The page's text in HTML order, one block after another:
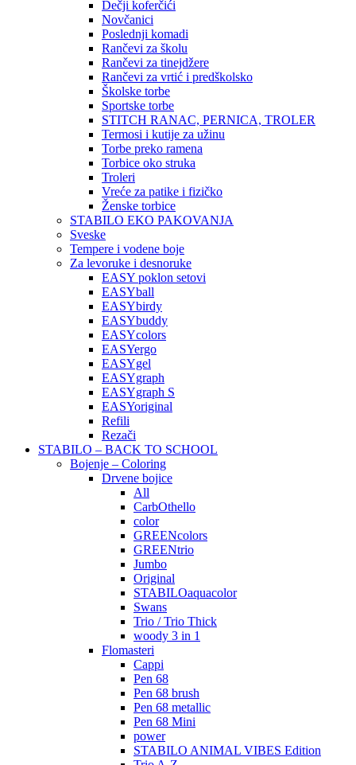
Dečji koferčići
Novčanici
Poslednji komadi
Rančevi za školu
Rančevi za tinejdžere
Rančevi za vrtić i predškolsko
Školske torbe
Sportske torbe
STITCH RANAC, PERNICA, TROLER
Termosi i kutije za užinu
Torbe preko ramena
Torbice oko struka
Troleri
Vreće za patike i fizičko
Ženske torbice
STABILO EKO PAKOVANJA
Sveske
Tempere i vodene boje
Za levoruke i desnoruke
EASY poklon setovi
EASYball
EASYbirdy
EASYbuddy
EASYcolors
EASYergo
EASYgel
EASYgraph
EASYgraph S
EASYoriginal
Refili
Rezači
STABILO – BACK TO SCHOOL
Bojenje – Coloring
Drvene bojice
All
CarbOthello
color
GREENcolors
GREENtrio
Jumbo
Original
STABILOaquacolor
Swans
Trio / Trio Thick
woody 3 in 1
Flomasteri
Cappi
Pen 68
Pen 68 brush
Pen 68 metallic
Pen 68 Mini
power
STABILO ANIMAL VIBES Edition